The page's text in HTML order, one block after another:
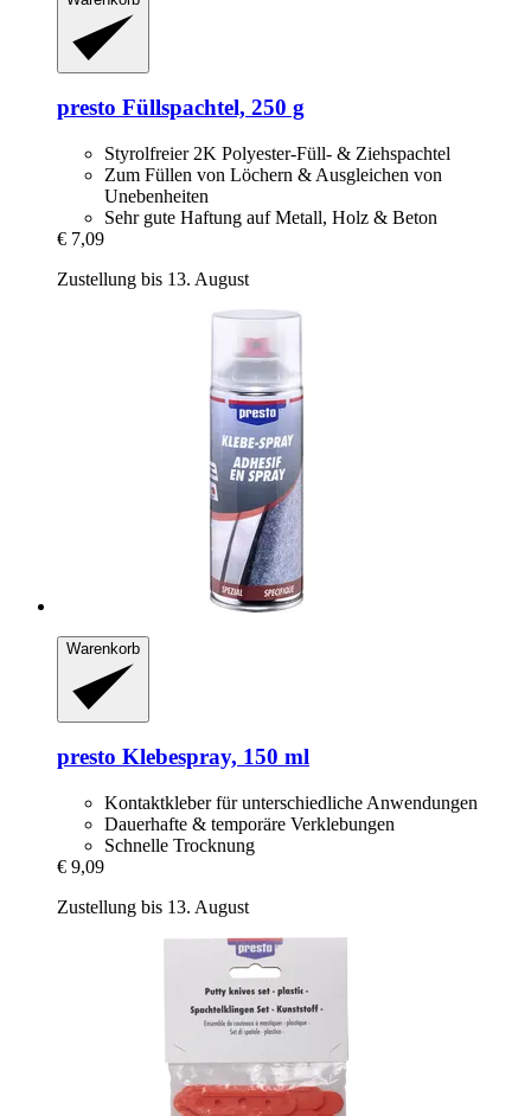
presto Füllspachtel, 250 g
Styrolfreier 2K Polyester-Füll- & Ziehspachtel
Zum Füllen von Löchern & Ausgleichen von
Unebenheiten
Sehr gute Haftung auf Metall, Holz & Beton
€ 7,09
Zustellung bis 13. August
Warenkorb
presto Klebespray, 150 ml
Kontaktkleber für unterschiedliche Anwendungen
Dauerhafte & temporäre Verklebungen
Schnelle Trocknung
€ 9,09
Zustellung bis 13. August